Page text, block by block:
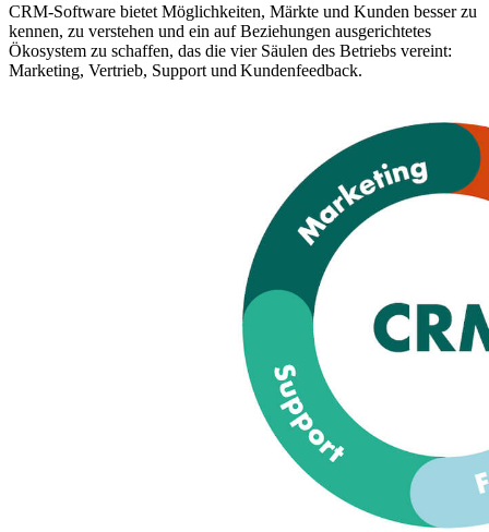
CRM-Software bietet Möglichkeiten, Märkte und Kunden besser zu
kennen, zu verstehen und ein auf Beziehungen ausgerichtetes
Ökosystem zu schaffen, das die vier Säulen des Betriebs vereint:
Marketing, Vertrieb, Support und Kundenfeedback.